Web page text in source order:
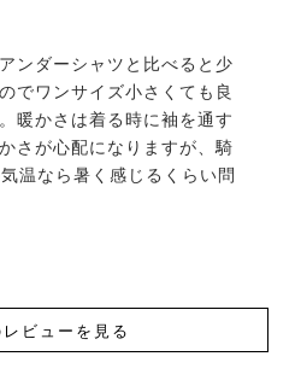
ンダーシャツと比べると少
でワンサイズ小さくても良
暖かさは着る時に袖を通す
さが心配になりますが、騎
温なら暑く感じるくらい問
ビューを見る